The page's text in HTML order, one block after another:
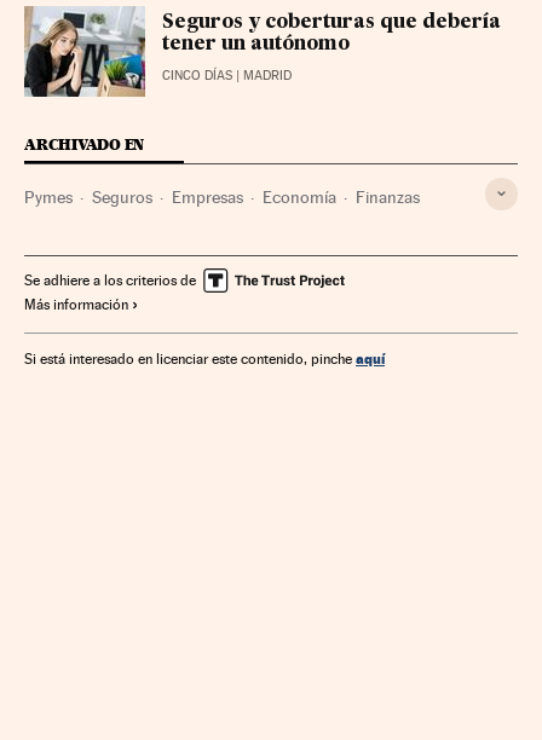
Seguros y coberturas que debería
tener un autónomo
CINCO DÍAS | MADRID
ARCHIVADO EN
Pymes Seguros Empresas Economía Finanzas
Se adhiere a los criterios de
Más información
Si está interesado en licenciar este contenido, pinche aquí